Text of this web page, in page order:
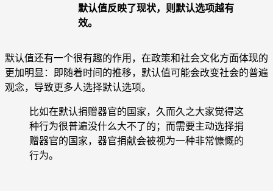
默认值反映了现状，则默认选项越有
效。
默认值还有一个很有趣的作用，在政策和社会文化方面体现的
更加明显：即随着时间的推移，默认值可能会改变社会的普遍
观念，导致更多人选择默认选项。
比如在默认捐赠器官的国家，久而久之大家觉得这
种行为很普遍没什么大不了的；而需要主动选择捐
赠器官的国家，器官捐献会被视为一种非常慷慨的
行为。